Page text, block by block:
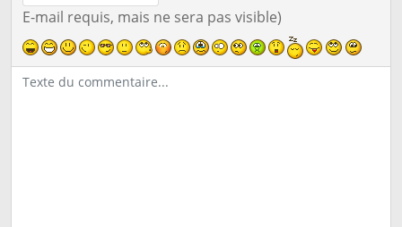
E-mail requis, mais ne sera pas visible)